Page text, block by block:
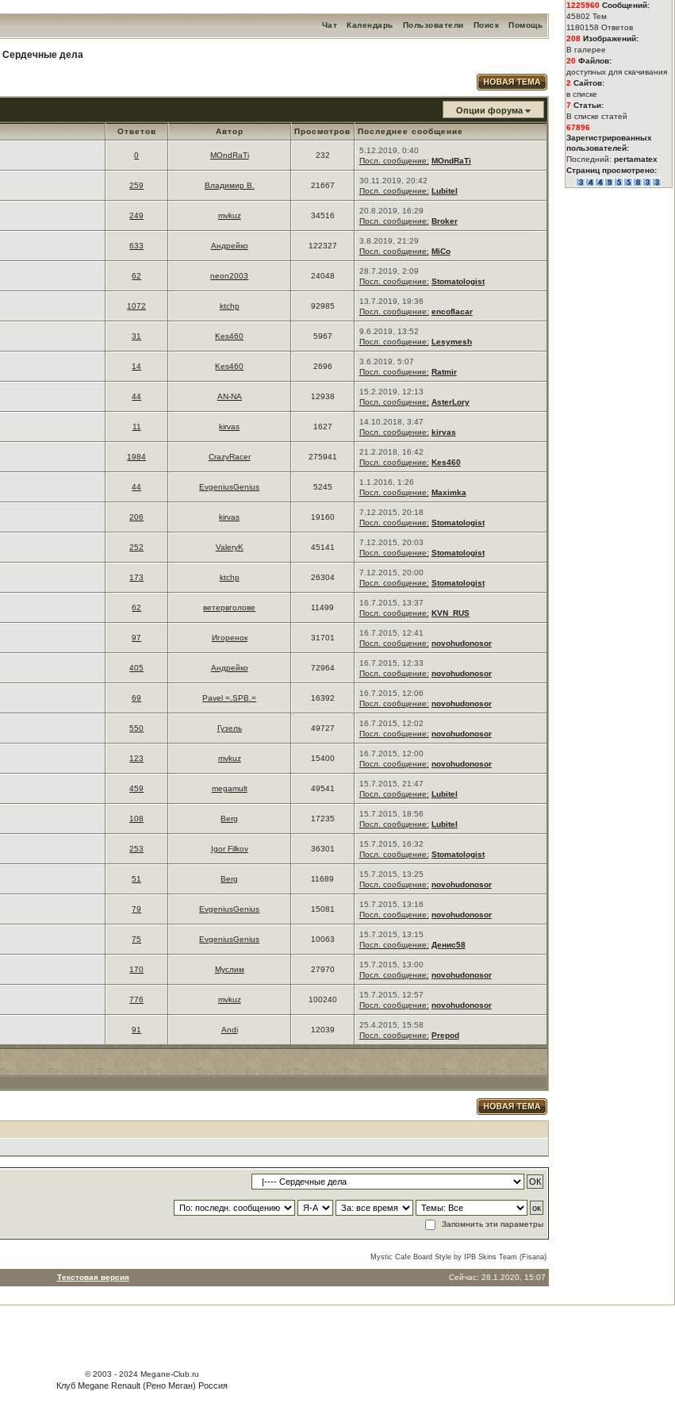
Помощь
Поиск
Пользователи
Календарь
Чат
Сердечные дела
Опции форума
Ответов Автор Просмотров Последнее сообщение
0 MOndRaTi 232
5.12.2019, 0:40
Посл. сообщение: MOndRaTi
259 Владимир В. 21667
30.11.2019, 20:42
Посл. сообщение: Lubitel
249 mvkuz 34516
20.8.2019, 16:29
Посл. сообщение: Broker
633 Андрейко 122327
3.8.2019, 21:29
Посл. сообщение: MiCo
62 neon2003 24048
28.7.2019, 2:09
Посл. сообщение: Stomatologist
1072 ktchp 92985
13.7.2019, 19:36
Посл. сообщение: encoflacar
31 Kes460 5967
9.6.2019, 13:52
Посл. сообщение: Lesymesh
14 Kes460 2696
3.6.2019, 5:07
Посл. сообщение: Ratmir
44 AN-NA 12938
15.2.2019, 12:13
Посл. сообщение: AsterLory
11 kirvas 1627
14.10.2018, 3:47
Посл. сообщение: kirvas
1984 CrazyRacer 275941
21.2.2018, 16:42
Посл. сообщение: Kes460
44 EvgeniusGenius 5245
1.1.2016, 1:26
Посл. сообщение: Maximka
206 kirvas 19160
7.12.2015, 20:18
Посл. сообщение: Stomatologist
252 ValeryK 45141
7.12.2015, 20:03
Посл. сообщение: Stomatologist
173 ktchp 26304
7.12.2015, 20:00
Посл. сообщение: Stomatologist
62 ветервголове 11499
16.7.2015, 13:37
Посл. сообщение: KVN_RUS
97 Игоренок 31701
16.7.2015, 12:41
Посл. сообщение: novohudonosor
405 Андрейко 72964
16.7.2015, 12:33
Посл. сообщение: novohudonosor
69 Pavel =.SPB.= 16392
16.7.2015, 12:06
Посл. сообщение: novohudonosor
550 Гузель 49727
16.7.2015, 12:02
Посл. сообщение: novohudonosor
123 mvkuz 15400
16.7.2015, 12:00
Посл. сообщение: novohudonosor
459 megamult 49541
15.7.2015, 21:47
Посл. сообщение: Lubitel
108 Berg 17235
15.7.2015, 18:56
Посл. сообщение: Lubitel
253 Igor Filkov 36301
15.7.2015, 16:32
Посл. сообщение: Stomatologist
51 Berg 11689
15.7.2015, 13:25
Посл. сообщение: novohudonosor
79 EvgeniusGenius 15081
15.7.2015, 13:16
Посл. сообщение: novohudonosor
75 EvgeniusGenius 10063
15.7.2015, 13:15
Посл. сообщение: Денис58
170 Муслим 27970
15.7.2015, 13:00
Посл. сообщение: novohudonosor
776 mvkuz 100240
15.7.2015, 12:57
Посл. сообщение: novohudonosor
91 Andi 12039
25.4.2015, 15:58
Посл. сообщение: Prepod
Запомнить эти параметры
Mystic Cafe Board Style by IPB Skins Team (Fisana)
Текстовая версия Сейчас: 28.1.2020, 15:07
1225960 Сообщений:
45802 Тем
1180158 Ответов
208 Изображений:
В галерее
20 Файлов:
доступных для скачивания
2 Сайтов:
в списке
7 Статьи:
В списке статей
67896
Зарегистрированных
пользователей:
Последний: pertamatex
Страниц просмотрено:
© 2003 - 2024 Megane-Club.ru
Клуб Megane Renault (Рено Меган) Россия